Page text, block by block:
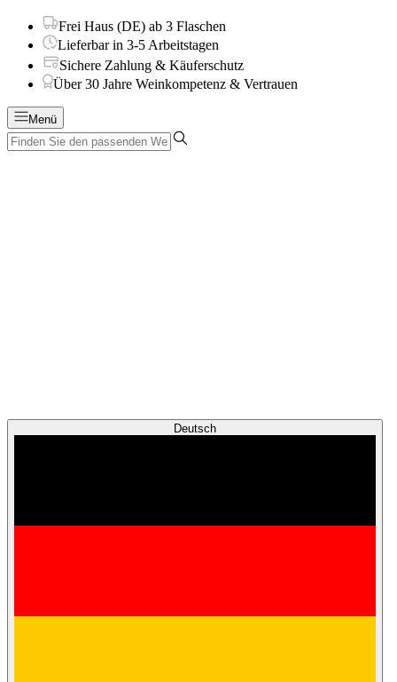
Frei Haus (DE) ab 3 Flaschen
Lieferbar in 3-5 Arbeitstagen
Sichere Zahlung & Käuferschutz
Über 30 Jahre Weinkompetenz & Vertrauen
Menü
Deutsch